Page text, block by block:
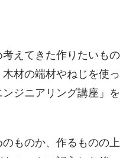
えてきた作りたいもの
材の端材やねじを使っ
ジニアリング講座」を
ものか、作るものの上